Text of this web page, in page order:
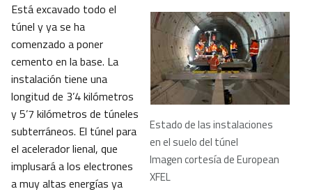
Estado de las instalaciones
en el suelo del túnel
Imagen cortesía de European
XFEL
Está excavado todo el
túnel y ya se ha
comenzado a poner
cemento en la base. La
instalación tiene una
longitud de 3’4 kilómetros
y 5’7 kilómetros de túneles
subterráneos. El túnel para
el acelerador lienal, que
implusará a los electrones
a muy altas energías ya